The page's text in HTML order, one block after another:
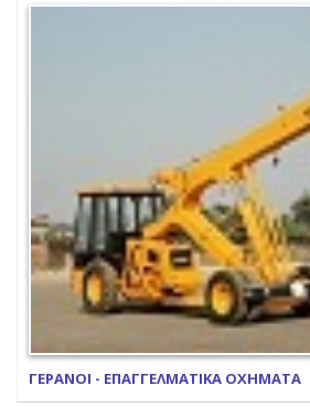
ΓΕΡΑΝΟΙ - ΕΠΑΓΓΕΛΜΑΤΙΚΑ ΟΧΗΜΑΤΑ